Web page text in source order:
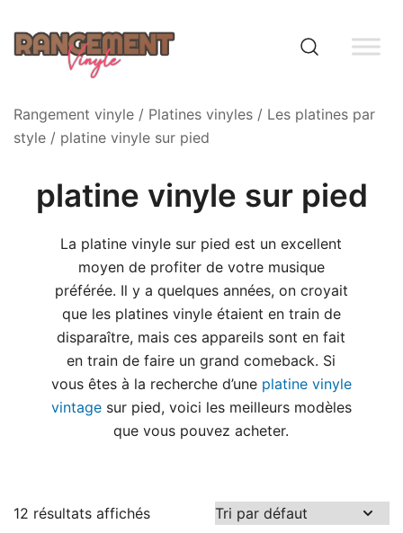
content
Rangement vinyle / Platines vinyles / Les platines par
style / platine vinyle sur pied
platine vinyle sur pied
La platine vinyle sur pied est un excellent
moyen de profiter de votre musique
préférée. Il y a quelques années, on croyait
que les platines vinyle étaient en train de
disparaître, mais ces appareils sont en fait
en train de faire un grand comeback. Si
vous êtes à la recherche d’une platine vinyle
vintagesur pied, voici les meilleurs modèles
que vous pouvez acheter.
114 € 306 €
12 résultats affichés